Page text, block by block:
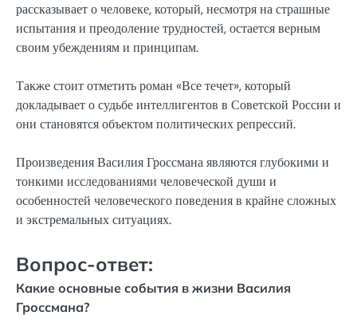
рассказывает о человеке, который, несмотря на страшные
испытания и преодоление трудностей, остается верным
своим убеждениям и принципам.
Также стоит отметить роман «Все течет», который
докладывает о судьбе интеллигентов в Советской России и
они становятся объектом политических репрессий.
Произведения Василия Гроссмана являются глубокими и
тонкими исследованиями человеческой души и
особенностей человеческого поведения в крайне сложных
и экстремальных ситуациях.
Вопрос-ответ:
Какие основные события в жизни Василия
Гроссмана?